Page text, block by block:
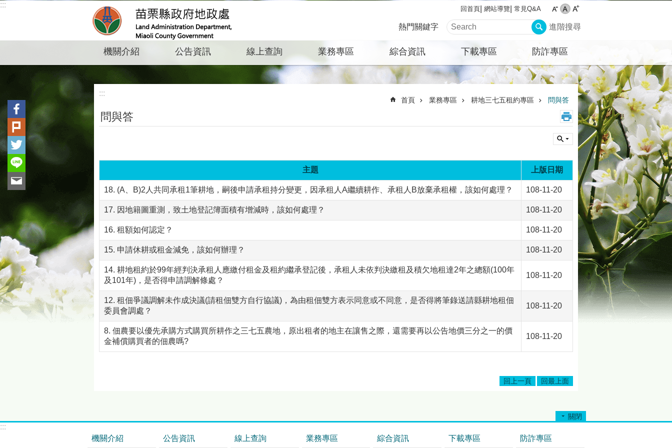
跳到主要內容區塊
::: 回首頁 網站導覽 常見Q&A
熱門關鍵字 進階搜尋
機關介紹 公告資訊 線上查詢 業務專區 綜合資訊 下載專區 防詐專區
:::
首頁 業務專區 耕地三七五租約專區 問與答
問與答
主題 上版日期
18. (A、B)2人共同承租1筆耕地，嗣後申請承租持分變更，因承租人A繼續耕作、承租人B放棄承租權，該如何處理？ 108-11-20
17. 因地籍圖重測，致土地登記簿面積有增減時，該如何處理？ 108-11-20
16. 租額如何認定？ 108-11-20
15. 申請休耕或租金減免，該如何辦理？ 108-11-20
14. 耕地租約於99年經判決承租人應繳付租金及租約繼承登記後，承租人未依判決繳租及積欠地租達2年之總額(100年
及101年)，是否得申請調解條處？
108-11-20
12. 租佃爭議調解未作成決議(請租佃雙方自行協議)，為由租佃雙方表示同意或不同意，是否得將筆錄送請縣耕地租佃
委員會調處？
108-11-20
8. 佃農要以優先承購方式購買所耕作之三七五農地，原出租者的地主在讓售之際，還需要再以公告地價三分之一的價
金補償購買者的佃農嗎?
108-11-20
回上一頁 回最上面
關閉
:::
機關介紹
公告資訊 線上查詢 業務專區 綜合資訊 下載專區 防詐專區